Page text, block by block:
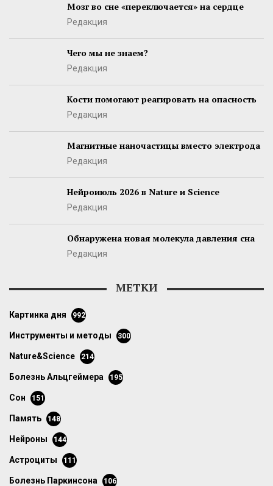
Мозг во сне «переключается» на сердце
Редакция
Чего мы не знаем?
Редакция
Кости помогают реагировать на опасность
Редакция
Магнитные наночастицы вместо электрода
Редакция
Нейроиюль 2026 в Nature и Science
Редакция
Обнаружена новая молекула давления сна
Редакция
МЕТКИ
картинка дня 992
инструменты и методы 300
Nature&Science 214
болезнь Альцгеймера 195
сон 151
память 148
нейроны 144
астроциты 111
болезнь Паркинсона 106